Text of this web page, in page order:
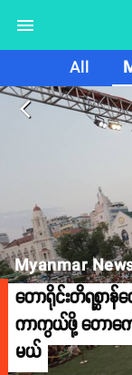
All
arrow_back_ios
Myanmar
တောရိုင်းတိရစ္ဆ
ကာကွယ်ဖို့ တောက
မယ်